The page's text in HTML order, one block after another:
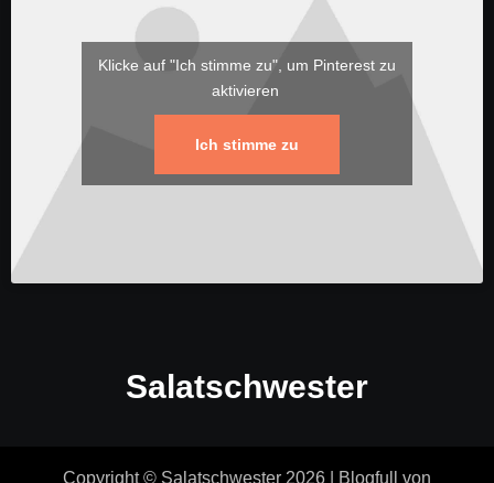
Klicke auf "Ich stimme zu", um Pinterest zu
aktivieren
Ich stimme zu
Salatschwester
Copyright © Salatschwester 2026 Blogfull
von